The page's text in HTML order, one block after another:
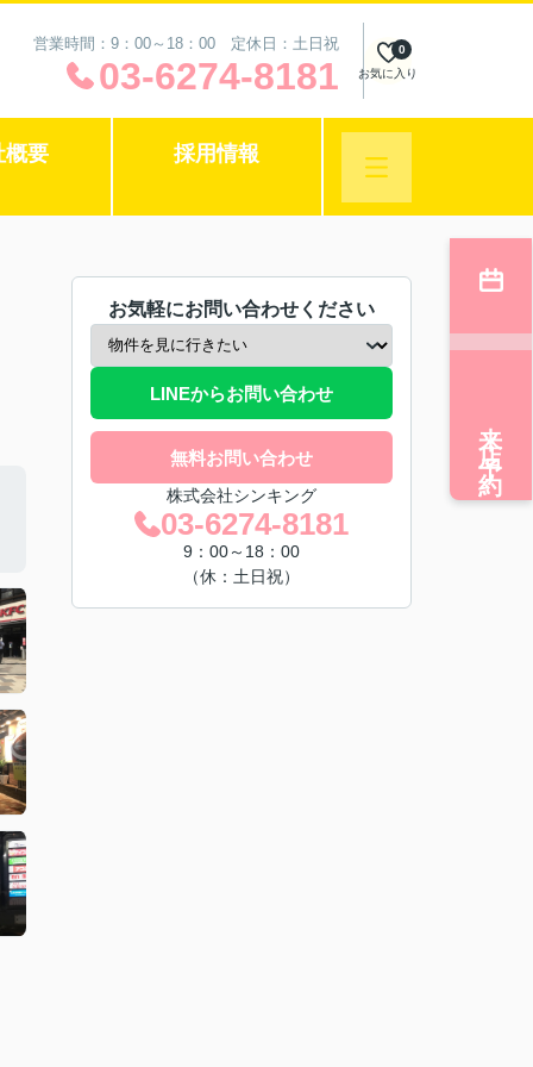
営業時間：9：00～18：00 定休日：土日祝
03-6274-8181 お気に入り
0
概要 採用情報
お気軽にお問い合わせください
LINEからお問い合わせ
無料お問い合わせ
株式会社シンキング
03-6274-8181
9：00～18：00
（休：土日祝）
来店予約